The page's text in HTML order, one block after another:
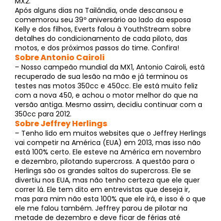
Após alguns dias na Tailândia, onde descansou e
comemorou seu 39º aniversário ao lado da esposa
Kelly e dos filhos, Everts falou à YouthStream sobre
detalhes do condicionamento de cada piloto, das
motos, e dos próximos passos do time. Confira!
Sobre Antonio Cairoli
– Nosso campeão mundial da MX1, Antonio Cairoli, está
recuperado de sua lesão na mão e já terminou os
testes nas motos 350cc e 450cc. Ele está muito feliz
com a nova 450, e achou o motor melhor do que na
versão antiga. Mesmo assim, decidiu continuar com a
350cc para 2012.
Sobre Jeffrey Herlings
– Tenho lido em muitos websites que o Jeffrey Herlings
vai competir na América (EUA) em 2013, mas isso não
está 100% certo. Ele esteve na América em novembro
e dezembro, pilotando supercross. A questão para o
Herlings são os grandes saltos do supercross. Ele se
divertiu nos EUA, mas não tenho certeza que ele quer
correr lá. Ele tem dito em entrevistas que deseja ir,
mas para mim não esta 100% que ele irá, e isso é o que
ele me falou também. Jeffrey parou de pilotar na
metade de dezembro e deve ficar de férias até